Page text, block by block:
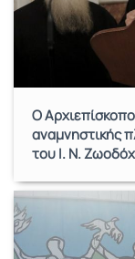
Ο
αναμνηστικής
του Ι. Ν.